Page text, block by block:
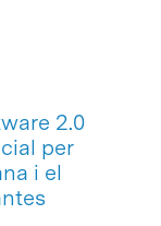
2.0
per
i el